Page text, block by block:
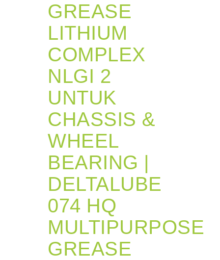
GREASE
LITHIUM
COMPLEX
NLGI 2
UNTUK
CHASSIS &
WHEEL
BEARING |
DELTALUBE
074 HQ
MULTIPURPOSE
GREASE